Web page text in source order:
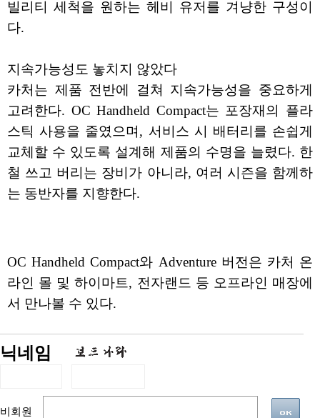
빌리티 세척을 원하는 헤비 유저를 겨냥한 구성이
다.
지속가능성도 놓치지 않았다
카처는 제품 전반에 걸쳐 지속가능성을 중요하게
고려한다. OC Handheld Compact는 포장재의 플라
스틱 사용을 줄였으며, 서비스 시 배터리를 손쉽게
교체할 수 있도록 설계해 제품의 수명을 늘렸다. 한
철 쓰고 버리는 장비가 아니라, 여러 시즌을 함께하
는 동반자를 지향한다.
OC Handheld Compact와 Adventure 버전은 카처 온
라인 몰 및 하이마트, 전자랜드 등 오프라인 매장에
서 만나볼 수 있다.
닉네임
비회원